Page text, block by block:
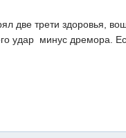
две трети здоровья,
удар  минус дремора.